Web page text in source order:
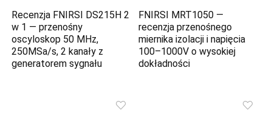
Recenzja FNIRSI DS215H 2
w 1 — przenośny
oscyloskop 50 MHz,
250MSa/s, 2 kanały z
generatorem sygnału
FNIRSI MRT1050 —
recenzja przenośnego
miernika izolacji i napięcia
100–1000V o wysokiej
dokładności